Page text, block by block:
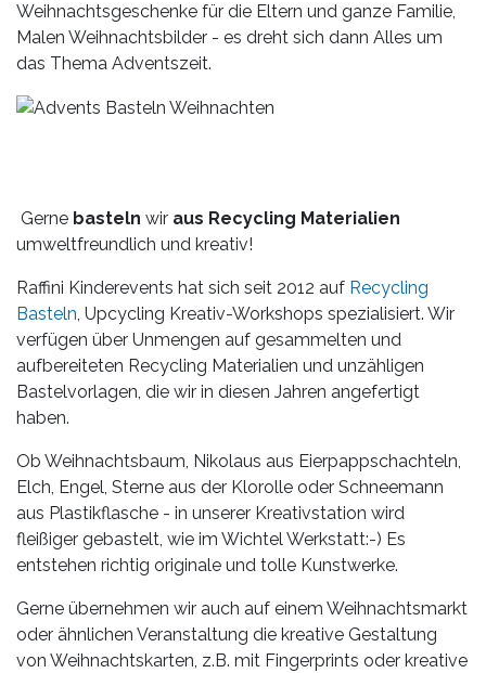
Weihnachtsgeschenke für die Eltern und ganze Familie,
Malen Weihnachtsbilder - es dreht sich dann Alles um
das Thema Adventszeit.
Gerne basteln wir aus Recycling Materialien
umweltfreundlich und kreativ!
Raffini Kinderevents hat sich seit 2012 auf Recycling
Basteln, Upcycling Kreativ-Workshops spezialisiert. Wir
verfügen über Unmengen auf gesammelten und
aufbereiteten Recycling Materialien und unzähligen
Bastelvorlagen, die wir in diesen Jahren angefertigt
haben.
Ob Weihnachtsbaum, Nikolaus aus Eierpappschachteln,
Elch, Engel, Sterne aus der Klorolle oder Schneemann
aus Plastikflasche - in unserer Kreativstation wird
fleißiger gebastelt, wie im Wichtel Werkstatt:-) Es
entstehen richtig originale und tolle Kunstwerke.
Gerne übernehmen wir auch auf einem Weihnachtsmarkt
oder ähnlichen Veranstaltung die kreative Gestaltung
von Weihnachtskarten, z.B. mit Fingerprints oder kreative